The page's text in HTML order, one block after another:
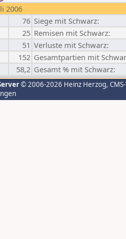
2006
76 Siege mit Schwarz:
25 Remisen mit Schwarz:
51 Verluste mit Schwarz:
152 Gesamtpartien mit
58,2 Gesamt % mit Schwarz:
© 2006-2026 Heinz Herzog,